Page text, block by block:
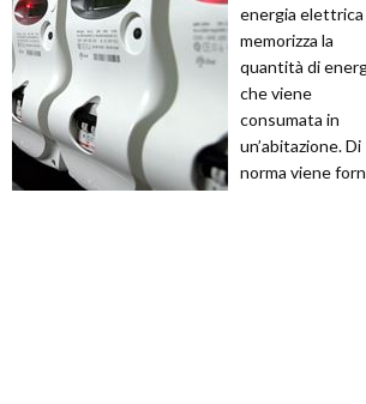
energia elettrica
memorizza la
quantità di
che viene
consumata in
un’abitazione. Di
norma viene